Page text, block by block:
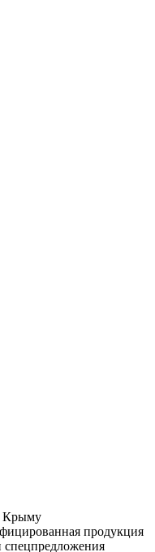
Крыму
продукция
спецпредложения